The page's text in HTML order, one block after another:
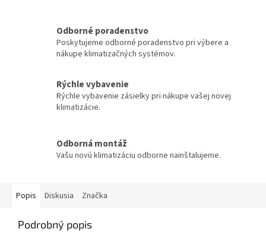
Odborné poradenstvo
Poskytujeme odborné poradenstvo pri výbere a
nákupe klimatizačných systémov.
Rýchle vybavenie
Rýchle vybavenie zásielky pri nákupe vašej novej
klimatizácie.
Odborná montáž
Vašu novú klimatizáciu odborne nainštalujeme.
Popis Diskusia Značka
Podrobný popis